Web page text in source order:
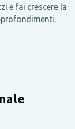
e fai crescere la